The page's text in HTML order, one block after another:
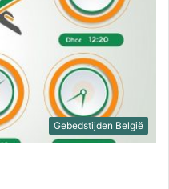
Gebedstijden België